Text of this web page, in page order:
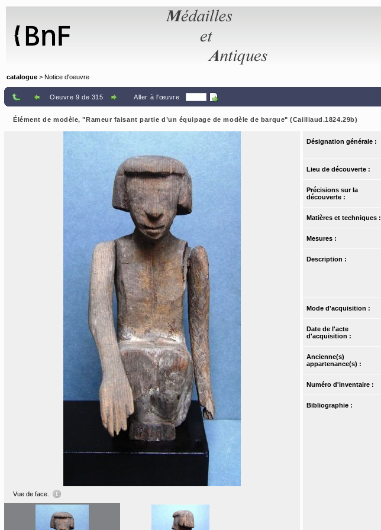
catalogue > Notice d'oeuvre
Oeuvre 9 de 315 Aller à l'œuvre
Élément de modèle, "Rameur faisant partie d’un équipage de modèle de barque" (Cailliaud.1824.29b)
Vue de face.
Désignation générale :
Lieu de découverte :
Précisions sur la
découverte :
Matières et techniques :
Mesures :
Description :
Mode d'acquisition :
Date de l'acte
d'acquisition :
Ancienne(s)
appartenance(s) :
Numéro d'inventaire :
Bibliographie :